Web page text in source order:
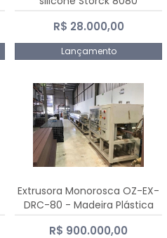
R$ 28.000,00
Lançamento
Extrusora Monorosca OZ-EX-
DRC-80 - Madeira Plástica
R$ 900.000,00